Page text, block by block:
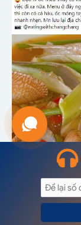
Mẫu 3